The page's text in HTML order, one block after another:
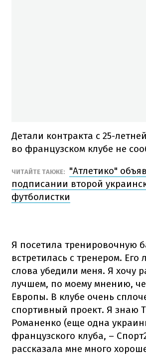
Детали контракта с 25-
во французском клубе не
ЧИТАЙТЕ ТАКЖЕ:
"Атлетико"
подписании второй
футболистки
Я посетила тренировочную
встретилась с тренером. Его
слова убедили меня. Я хочу
лучшем, по моему мнению,
Европы. В клубе очень
спортивный проект. Я знаю
Романенко (еще одна
французского клуба, –
рассказала мне много